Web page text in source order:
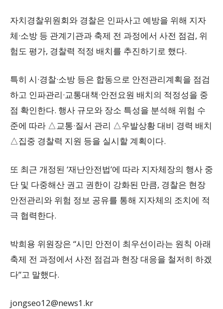
자치경찰위원회와 경찰은 인파사고 예방을 위해 지자
체·소방 등 관계기관과 축제 전 과정에서 사전 점검, 위
험도 평가, 경찰력 적정 배치를 추진하기로 했다.
특히 시·경찰·소방 등은 합동으로 안전관리계획을 점검
하고 인파관리·교통대책·안전요원 배치의 적정성을 중
점 확인한다. 행사 규모와 장소 특성을 분석해 위험 수
준에 따라 △교통·질서 관리 △우발상황 대비 경력 배치
△집중 경찰력 지원 등을 실시할 계획이다.
또 최근 개정된 ‘재난안전법’에 따라 지자체장의 행사 중
단 및 다중해산 권고 권한이 강화된 만큼, 경찰은 현장
안전관리와 위험 정보 공유를 통해 지자체의 조치에 적
극 협력한다.
박희용 위원장은 “시민 안전이 최우선이라는 원칙 아래
축제 전 과정에서 사전 점검과 현장 대응을 철저히 하겠
다”고 말했다.
jongseo12@news1.kr